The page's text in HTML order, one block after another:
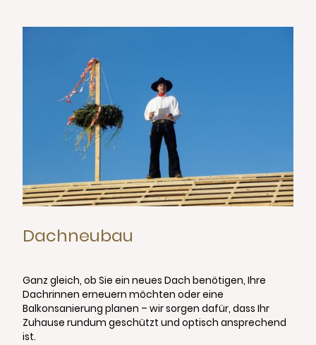
Dachneubau
Ganz gleich, ob Sie ein neues Dach benötigen, Ihre
Dachrinnen erneuern möchten oder eine
Balkonsanierung planen – wir sorgen dafür, dass Ihr
Zuhause rundum geschützt und optisch ansprechend
ist.